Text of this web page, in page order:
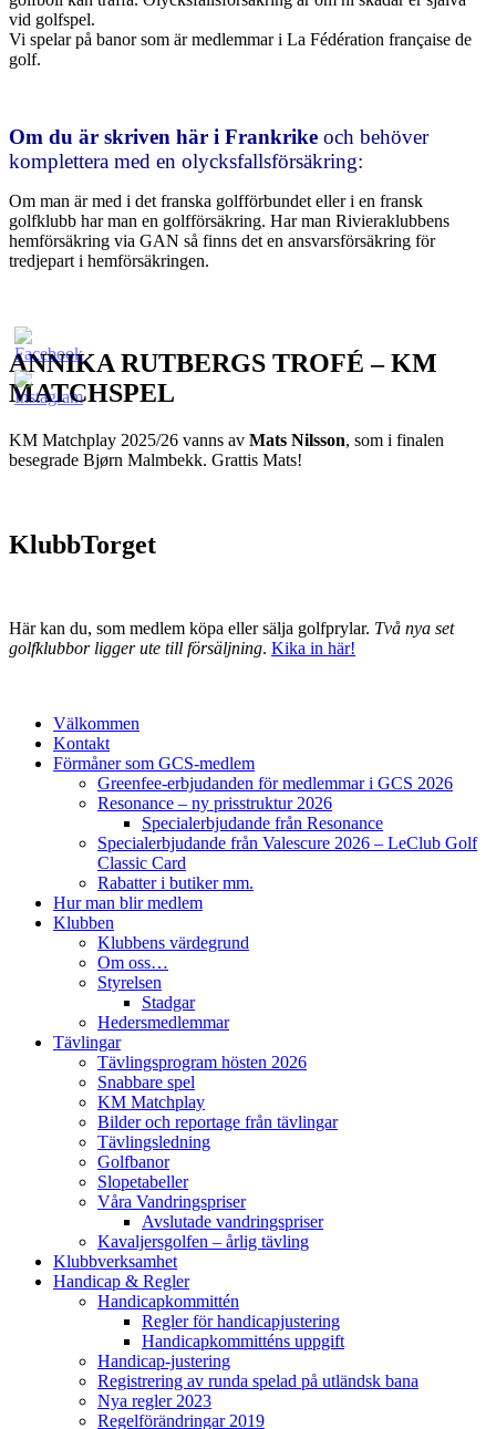
vid golfspel.
Vi spelar på banor som är medlemmar i La Fédération française de
golf.
Om du är skriven här i Frankrike och behöver
komplettera med en olycksfallsförsäkring:
Om man är med i det franska golfförbundet eller i en fransk
golfklubb har man en golfförsäkring. Har man Rivieraklubbens
hemförsäkring via GAN så finns det en ansvarsförsäkring för
tredjepart i hemförsäkringen.
ANNIKA RUTBERGS TROFÉ – KM
MATCHSPEL
KM Matchplay 2025/26 vanns av Mats Nilsson, som i finalen
besegrade Bjørn Malmbekk. Grattis Mats!
KlubbTorget
Här kan du, som medlem köpa eller sälja golfprylar. Två nya set
golfklubbor ligger ute till försäljning. Kika in här!
Välkommen
Kontakt
Förmåner som GCS-medlem
Greenfee-erbjudanden för medlemmar i GCS 2026
Resonance – ny prisstruktur 2026
Specialerbjudande från Resonance
Specialerbjudande från Valescure 2026 – LeClub Golf
Classic Card
Rabatter i butiker mm.
Hur man blir medlem
Klubben
Klubbens värdegrund
Om oss…
Styrelsen
Stadgar
Hedersmedlemmar
Tävlingar
Tävlingsprogram hösten 2026
Snabbare spel
KM Matchplay
Bilder och reportage från tävlingar
Tävlingsledning
Golfbanor
Slopetabeller
Våra Vandringspriser
Avslutade vandringspriser
Kavaljersgolfen – årlig tävling
Klubbverksamhet
Handicap & Regler
Handicapkommittén
Regler för handicapjustering
Handicapkommitténs uppgift
Handicap-justering
Registrering av runda spelad på utländsk bana
Nya regler 2023
Regelförändringar 2019